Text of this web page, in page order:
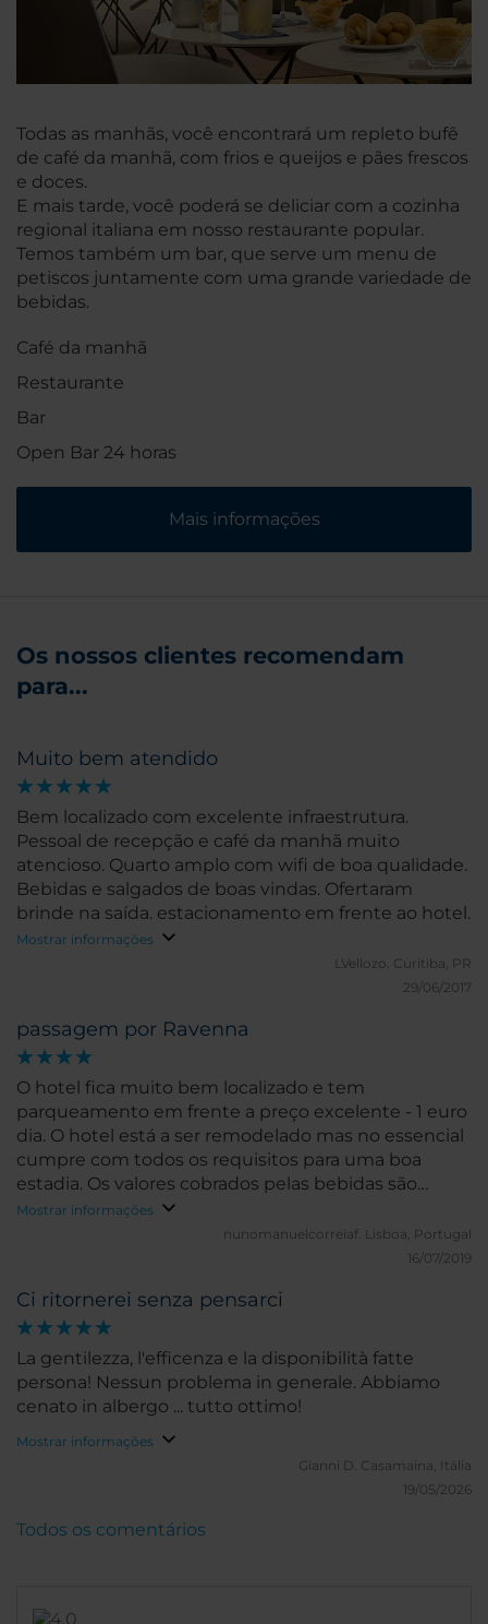
Todas as manhãs, você encontrará um repleto bufê
de café da manhã, com frios e queijos e pães frescos
e doces.
E mais tarde, você poderá se deliciar com a cozinha
regional italiana em nosso restaurante popular.
Temos também um bar, que serve um menu de
petiscos juntamente com uma grande variedade de
bebidas.
Café da manhã
Restaurante
Bar
Open Bar 24 horas
Mais informações
Os nossos clientes recomendam
para...
Muito bem atendido
Bem localizado com excelente infraestrutura.
Pessoal de recepção e café da manhã muito
atencioso. Quarto amplo com wifi de boa qualidade.
Bebidas e salgados de boas vindas. Ofertaram
brinde na saída. estacionamento em frente ao hotel.
Mostrar informações
LVellozo. Curitiba, PR
29/06/2017
passagem por Ravenna
O hotel fica muito bem localizado e tem
parqueamento em frente a preço excelente - 1 euro
dia. O hotel está a ser remodelado mas no essencial
cumpre com todos os requisitos para uma boa
estadia. Os valores cobrados pelas bebidas são
excessivos.
Mostrar informações
nunomanuelcorreiaf.
Lisboa, Portugal
16/07/2019
Ci ritornerei senza pensarci
La gentilezza, l'efficenza e la disponibilità fatte
persona! Nessun problema in generale. Abbiamo
cenato in albergo ... tutto ottimo!
Mostrar informações
Gianni D. Casamaina, Itália
19/05/2026
Todos os comentários